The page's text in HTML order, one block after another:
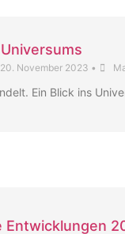
20. November 2023 •
Ein Blick ins
Entwicklungen